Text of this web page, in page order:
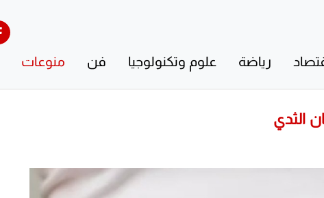
رياضة علوم وتكنولوجيا فن منوعات
الثدي